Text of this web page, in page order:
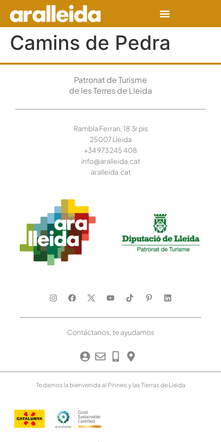
Camins de Pedra
Patronat de Turisme
de les Terres de Lleida
Rambla Ferran, 18 3r pis
25007 Lleida
+34 973 245408
info@aralleida.cat
aralleida.cat
Contáctanos, te ayudamos
Te damos la bienvenida al Pirineo y las Tierras de Lleida